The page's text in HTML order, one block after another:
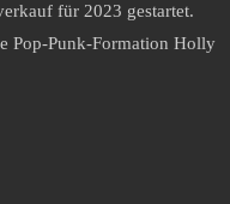
für 2023 gestartet.
Pop-Punk-Formation Holly